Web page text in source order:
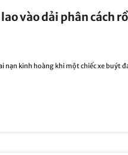
vào dải phân cách
nạn kinh hoàng khi một chiếc xe buýt